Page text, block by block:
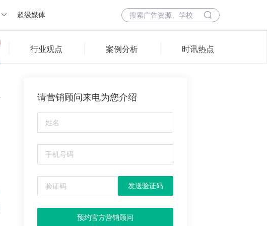
超级媒体
行业观点 案例分析 时讯热点
请营销顾问来电为您介绍
发送验证码
预约官方营销顾问